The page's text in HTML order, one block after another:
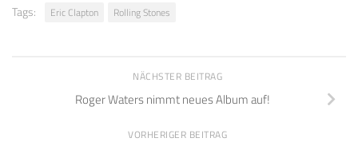
Tags: Eric Clapton Rolling Stones
NÄCHSTER BEITRAG
Roger Waters nimmt neues Album auf!
VORHERIGER BEITRAG